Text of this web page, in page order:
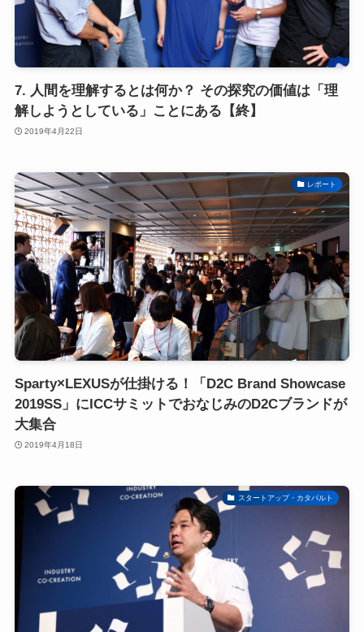
7. 人間を理解するとは何か？ その探究の価値は「理
解しようとしている」ことにある【終】
2019年4月22日
レポート
Sparty×LEXUSが仕掛ける！「D2C Brand Showcase
2019SS」にICCサミットでおなじみのD2Cブランドが
大集合
2019年4月18日
スタートアップ・カタパルト